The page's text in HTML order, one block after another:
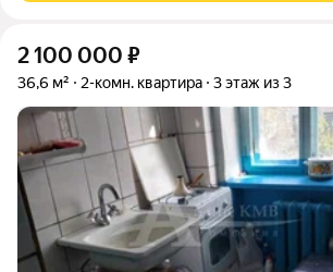
2 100 000 ₽
36,6 м² 2-комн. квартира 3 этаж из 3